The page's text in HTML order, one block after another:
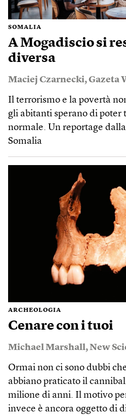
SOMALIA
A Mogadiscio si
diversa
Maciej Czarnecki,Gazeta
Il terrorismo e la povertà
gli abitanti sperano di poter
normale. Un reportage
Somalia
ARCHEOLOGIA
Cenare con i tuoi
Michael Marshall,New
Ormai non ci sono dubbi
abbiano praticato il
milione di anni. Il motivo
invece è ancora oggetto di